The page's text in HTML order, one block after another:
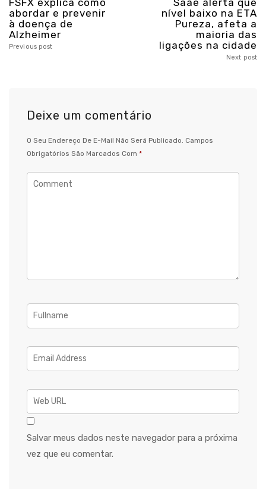
FSFX explica como
abordar e prevenir
à doença de
Alzheimer
Previous post
Saae alerta que
nível baixo na ETA
Pureza, afeta a
maioria das
ligações na cidade
Next post
Deixe um comentário
O Seu Endereço De E-Mail Não Será Publicado. Campos
Obrigatórios São Marcados Com *
Salvar meus dados neste navegador para a próxima
vez que eu comentar.